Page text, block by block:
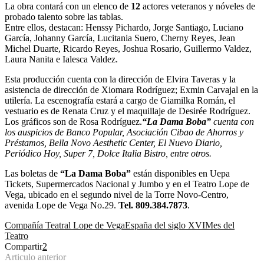
La obra contará con un elenco de 12 actores veteranos y nóveles de
probado talento sobre las tablas.
Entre ellos, destacan: Henssy Pichardo, Jorge Santiago, Luciano
García, Johanny García, Lucitania Suero, Cherny Reyes, Jean
Michel Duarte, Ricardo Reyes, Joshua Rosario, Guillermo Valdez,
Laura Nanita e Ialesca Valdez.
Esta producción cuenta con la dirección de Elvira Taveras y la
asistencia de dirección de Xiomara Rodríguez; Exmin Carvajal en la
utilería. La escenografía estará a cargo de Giamilka Román, el
vestuario es de Renata Cruz y el maquillaje de Desirée Rodríguez.
Los gráficos son de Rosa Rodríguez.“La Dama Boba” cuenta con
los auspicios de Banco Popular, Asociación Cibao de Ahorros y
Préstamos, Bella Novo Aesthetic Center, El Nuevo Diario,
Periódico Hoy, Super 7, Dolce Italia Bistro, entre otros.
Las boletas de “La Dama Boba” están disponibles en Uepa
Tickets, Supermercados Nacional y Jumbo y en el Teatro Lope de
Vega, ubicado en el segundo nivel de la Torre Novo-Centro,
avenida Lope de Vega No.29. Tel. 809.384.7873.
Compañía Teatral Lope de VegaEspaña del siglo XVIMes del
Teatro
Compartir2
Articulo anterior